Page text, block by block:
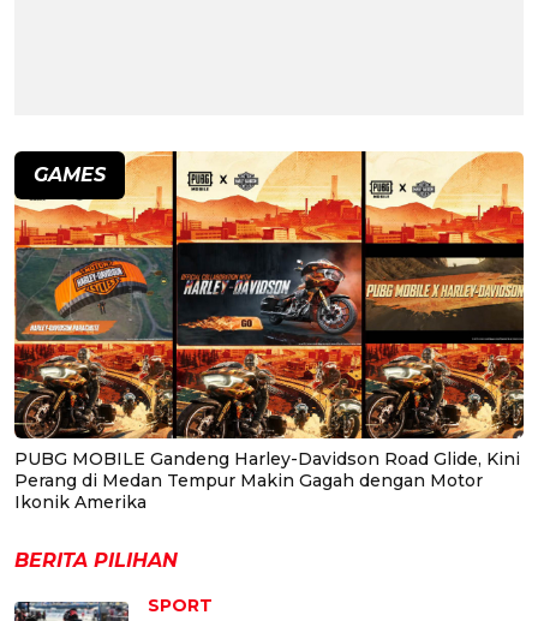
GAMES
PUBG MOBILE Gandeng Harley-Davidson Road Glide, Kini
Perang di Medan Tempur Makin Gagah dengan Motor
Ikonik Amerika
BERITA PILIHAN
SPORT